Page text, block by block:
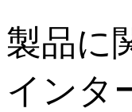
製品に
インタ